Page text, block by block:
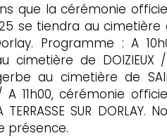
que la cérémonie
se tiendra au cimetière
Programme : A
cimetière de DOIZIEUX
au cimetière de
/ A 11h00, cérémonie
SUR DORLAY.
présence.